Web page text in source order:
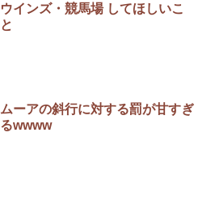
ウインズ・競馬場 してほしいこ
と
ムーアの斜行に対する罰が甘すぎ
るwwww